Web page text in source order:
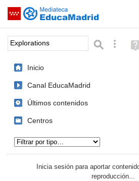
Saltar navegación
Palabra o frase: Búsqueda
(en
Inicio
Canal EducaMadrid
Últimos contenidos
Centros
Inicia sesión para aportar
reproducción...